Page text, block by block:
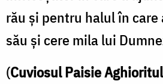
rău şi pentru halul în
său şi cere mila lui
(Cuviosul Paisie